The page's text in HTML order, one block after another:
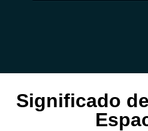
Significado